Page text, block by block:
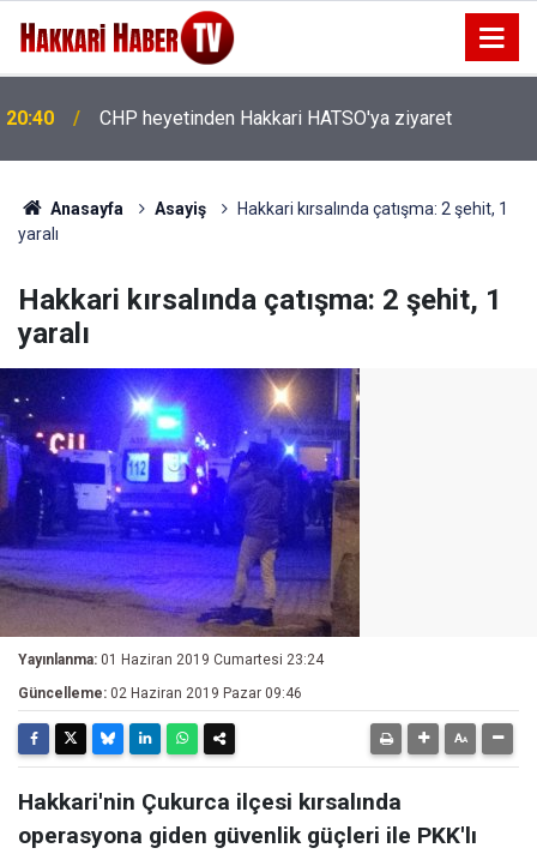
CHP heyetinden Hakkari HATSO'ya ziyaret
20:36 İhtiyaç Sahibi Engellilere umut olan bağış
Anasayfa Asayiş
Hakkari kırsalında çatışma: 2 şehit, 1
yaralı
Hakkari kırsalında çatışma: 2 şehit, 1
yaralı
Yayınlanma: 01 Haziran 2019 Cumartesi 23:24
Güncelleme: 02 Haziran 2019 Pazar 09:46
Hakkari'nin Çukurca ilçesi kırsalında
operasyona giden güvenlik güçleri ile PKK'lı